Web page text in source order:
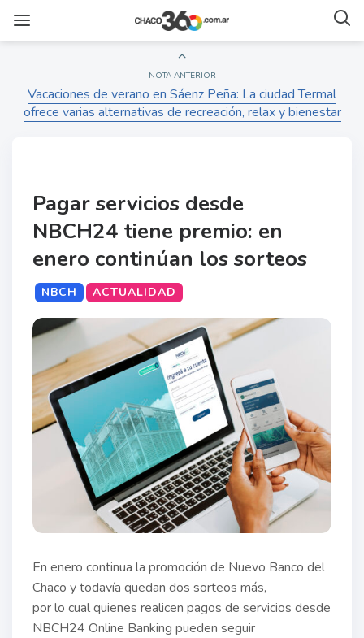
NOTA ANTERIOR
Vacaciones de verano en Sáenz Peña: La ciudad Termal
ofrece varias alternativas de recreación, relax y bienestar
Pagar servicios desde
NBCH24 tiene premio: en
enero continúan los sorteos
NBCH ACTUALIDAD
En enero continua la promoción de Nuevo Banco del
Chaco y todavía quedan dos sorteos más,
por lo cual quienes realicen pagos de servicios desde
NBCH24 Online Banking pueden seguir